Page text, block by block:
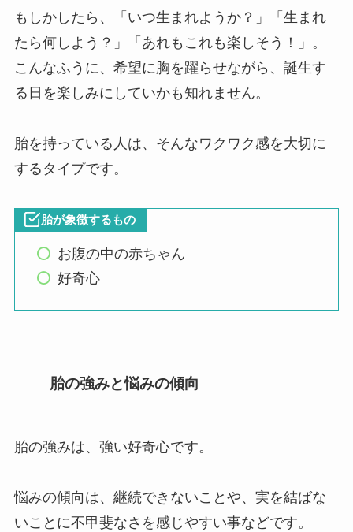
もしかしたら、「いつ生まれようか？」「生まれ
たら何しよう？」「あれもこれも楽しそう！」。
こんなふうに、希望に胸を躍らせながら、誕生す
る日を楽しみにしていかも知れません。
胎を持っている人は、そんなワクワク感を大切に
するタイプです。
胎が象徴するもの
お腹の中の赤ちゃん
好奇心
胎の強みと悩みの傾向
胎の強みは、強い好奇心です。
悩みの傾向は、継続できないことや、実を結ばな
いことに不甲斐なさを感じやすい事などです。